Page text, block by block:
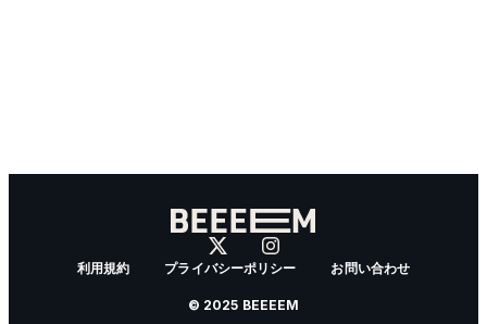
利用規約 プライバシーポリシー お問い合わせ
© 2025 BEEEEM